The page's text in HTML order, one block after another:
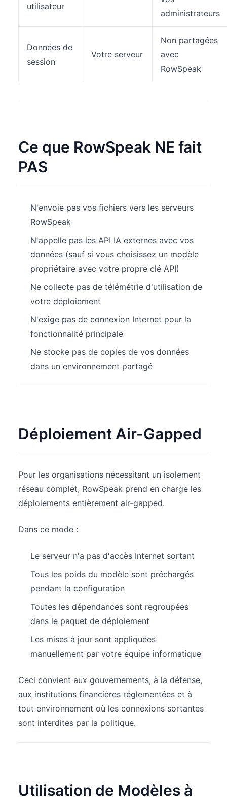
utilisateur
administrateurs
Données de
session
Votre serveur
Non partagées
avec
RowSpeak
Ce que RowSpeak NE fait
PAS
N'envoie pas vos fichiers vers les serveurs
RowSpeak
N'appelle pas les API IA externes avec vos
données (sauf si vous choisissez un modèle
propriétaire avec votre propre clé API)
Ne collecte pas de télémétrie d'utilisation de
votre déploiement
N'exige pas de connexion Internet pour la
fonctionnalité principale
Ne stocke pas de copies de vos données
dans un environnement partagé
Déploiement Air-Gapped
Pour les organisations nécessitant un isolement
réseau complet, RowSpeak prend en charge les
déploiements entièrement air-gapped.
Dans ce mode :
Le serveur n'a pas d'accès Internet sortant
Tous les poids du modèle sont préchargés
pendant la configuration
Toutes les dépendances sont regroupées
dans le paquet de déploiement
Les mises à jour sont appliquées
manuellement par votre équipe informatique
Ceci convient aux gouvernements, à la défense,
aux institutions financières réglementées et à
tout environnement où les connexions sortantes
sont interdites par la politique.
Utilisation de Modèles à